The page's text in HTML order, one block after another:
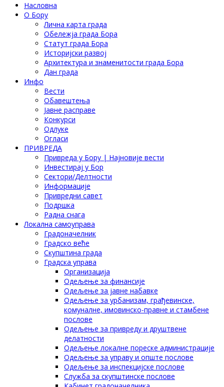
Насловна
О Бору
Лична карта града
Обележја града Бора
Статут града Бора
Историјски развој
Архитектура и знаменитости града Бора
Дан града
Инфо
Вести
Обавештења
Јавне расправе
Конкурси
Одлуке
Огласи
ПРИВРЕДА
Привреда у Бору | Најновије вести
Инвестирај у Бор
Сектори/Делтности
Информације
Привредни савет
Подршка
Радна снага
Локална самоуправа
Градоначелник
Градско веће
Скупштина града
Градска управа
Организација
Одељење за финансије
Одељење за јавне набавке
Одељење за урбанизам, грађевинске,
комуналне, имовинско-правне и стамбене
послове
Одељење за привреду и друштвене
делатности
Одељење локалне пореске администрације
Одељење за управу и опште послове
Одељење за инспекцијске послове
Служба за скупштинске послове